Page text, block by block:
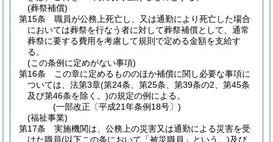
(葬祭補償)
第15条
職員が公務上死亡し、又は通勤により死亡した場合
においては葬祭を行なう者に対して葬祭補償として、通常
葬祭に要する費用を考慮して規則で定める金額を支給す
る。
(この条例に定めがない事項)
第16条
この章に定めるもののほか補償に関し必要な事項に
ついては、法第3章(第24条、第25条、第39条の2、第45条
及び第46条を除く。)の規定の例による。
(一部改正〔平成21年条例18号〕)
(福祉事業)
第17条
実施機関は、公務上の災害又は通勤による災害を受
けた職員(以下この条において「被災職員」という。)及び